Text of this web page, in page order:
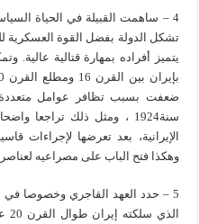
4 – ساهمت القبيلة في الحياة
تشكل الدولة بفضل القوة العسكرية
يتميز أفراده بمهارة قتالية عالية.
ضعفت بسبب تظافر عوامل
سنة1924 ، ومثل ذلك تراجعا
الإيرانية، بعد تعرضها لإجراءات
وهكذا فتح الباب على مصراعيه
5 – حدد العهد القاجري وخصوصا